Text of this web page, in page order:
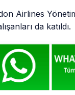
Airlines
da katıldı.